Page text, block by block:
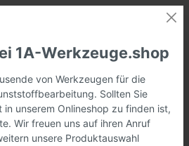
1A-Werkzeuge.shop
von Werkzeugen für die
Sollten Sie
unserem Onlineshop zu finden ist,
Wir freuen uns auf ihren Anruf
unsere Produktauswahl